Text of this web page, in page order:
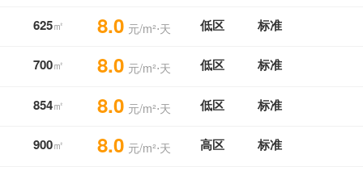
625㎡ 8.0 元/m²⋅天 低区 标准
700㎡ 8.0 元/m²⋅天 低区 标准
854㎡ 8.0 元/m²⋅天 低区 标准
900㎡ 8.0 元/m²⋅天 高区 标准